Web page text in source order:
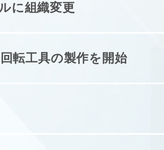
に組織変更
転工具の製作を開始